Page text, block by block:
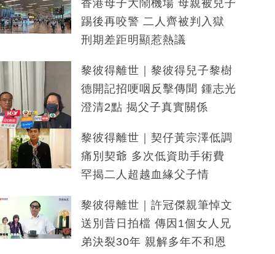
香港母子大鬧機場 母親被兒子
踢後再咬警 二人齊被判入獄
刑期差距明顯惹熱議
黎彼得離世｜黎彼得兒子黎樹
德開記招哽咽反擊傳聞 鍾志光
澄清2點 揭父子真實關係
黎彼得離世｜契仔黃宗澤低調
痛別契爺 多次低資助手術費
罕揭二人超越血緣父子情
黎彼得離世｜許冠傑親筆悼文
送別昔日拍檔 傳因1個女人兄
弟決裂30年 親解多年不和恩